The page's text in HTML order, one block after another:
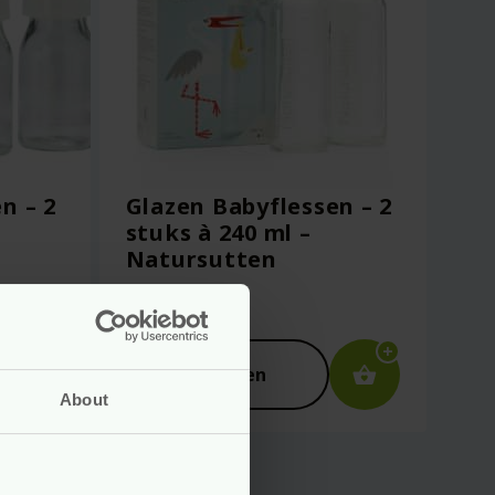
About
– 2
Glazen Babyflessen – 2
stuks à 240 ml –
Natursutten
Voor29.95
Bekijken